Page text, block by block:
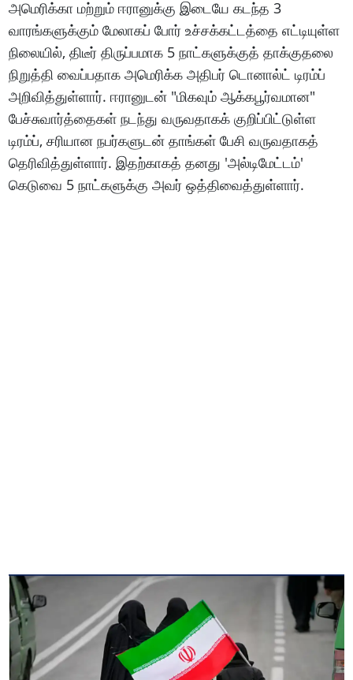
அமெரிக்கா மற்றும் ஈரானுக்கு இடையே கடந்த 3
வாரங்களுக்கும் மேலாகப் போர் உச்சக்கட்டத்தை எட்டியுள்ள
நிலையில், திடீர் திருப்பமாக 5 நாட்களுக்குத் தாக்குதலை
நிறுத்தி வைப்பதாக அமெரிக்க அதிபர் டொனால்ட் டிரம்ப்
அறிவித்துள்ளார். ஈரானுடன் "மிகவும் ஆக்கபூர்வமான"
பேச்சுவார்த்தைகள் நடந்து வருவதாகக் குறிப்பிட்டுள்ள
டிரம்ப், சரியான நபர்களுடன் தாங்கள் பேசி வருவதாகத்
தெரிவித்துள்ளார். இதற்காகத் தனது 'அல்டிமேட்டம்'
கெடுவை 5 நாட்களுக்கு அவர் ஒத்திவைத்துள்ளார்.